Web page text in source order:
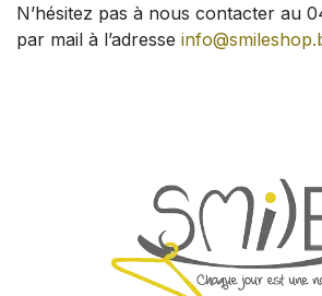
N’hésitez pas à nous contacter au
par mail à l’adresse